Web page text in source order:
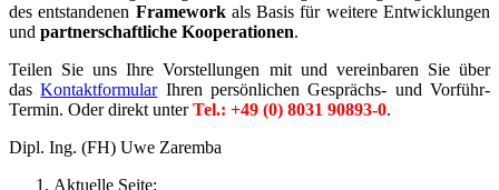
des entstandenen Frameworkals Basis für weitere Entwicklungen
und partnerschaftliche Kooperationen.
Teilen Sie uns Ihre Vorstellungen mit und vereinbaren Sie über
dasKontaktformularIhren persönlichen Gesprächs- und Vorführ-
Termin. Oder direkt unterTel.: +49 (0) 8031 90893-0.
Dipl. Ing. (FH) Uwe Zaremba
Aktuelle Seite: